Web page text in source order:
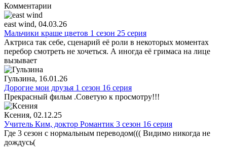
Комментарии
east wind, 04.03.26
Мальчики краше цветов 1 сезон 25 серия
Актриса так себе, сценарий её роли в некоторых моментах
перебор смотреть не хочеться. А иногда её гримаса на лице
вызывает
Гульзина, 16.01.26
Дорогие мои друзья 1 сезон 16 серия
Прекрасный фильм .Советую к просмотру!!!
Ксения, 02.12.25
Учитель Ким, доктор Романтик 3 сезон 16 серия
Где 3 сезон с нормальным переводом((( Видимо никогда не
дождусь(